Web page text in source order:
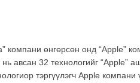
компани өнгөрсөн онд “Apple”
авсан 32 технологийг “Apple”
тэргүүлэгч Apple компани